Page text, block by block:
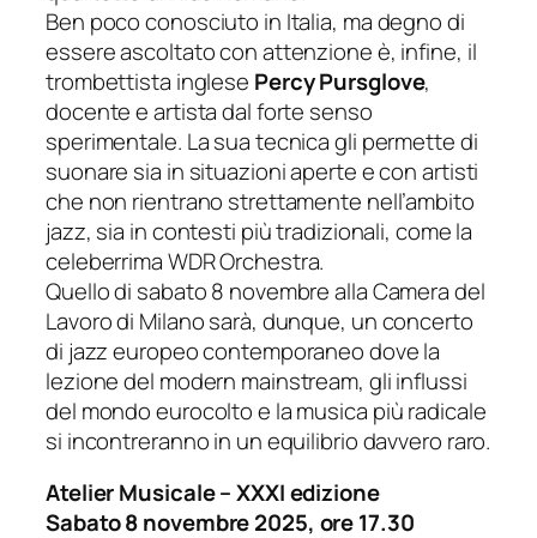
Ben poco conosciuto in Italia, ma degno di
essere ascoltato con attenzione è, infine, il
trombettista inglese Percy Pursglove,
docente e artista dal forte senso
sperimentale. La sua tecnica gli permette di
suonare sia in situazioni aperte e con artisti
che non rientrano strettamente nell’ambito
jazz, sia in contesti più tradizionali, come la
celeberrima WDR Orchestra.
Quello di sabato 8 novembre alla Camera del
Lavoro di Milano sarà, dunque, un concerto
di jazz europeo contemporaneo dove la
lezione del modern mainstream, gli influssi
del mondo eurocolto e la musica più radicale
si incontreranno in un equilibrio davvero raro.
Atelier Musicale – XXXI edizione
Sabato 8 novembre 2025, ore 17.30